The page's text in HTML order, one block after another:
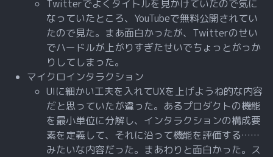
Twitterでよくタイトルを見かけていたので気に
なっていたところ、YouTubeで無料公開されてい
たので見た。まあ面白かったが、Twitterのせい
でハードルが上がりすぎたせいでちょっとがっか
りしてしまった。
マイクロインタラクション
UIに細かい工夫を入れてUXを上げようね的な内容
だと思っていたが違った。あるプロダクトの機能
を最小単位に分解し、インタラクションの構成要
素を定義して、それに沿って機能を評価する……
みたいな内容だった。まあわりと面白かった。ス